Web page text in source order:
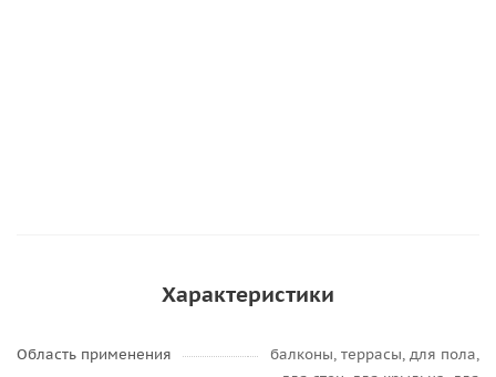
Характеристики
Область применения
балконы, террасы, для пола,